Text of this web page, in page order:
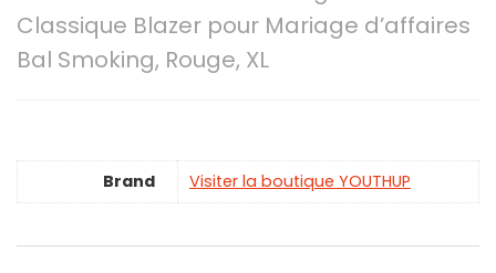
Classique Blazer pour Mariage d’affaires
Bal Smoking, Rouge, XL
Brand Visiter la boutique YOUTHUP